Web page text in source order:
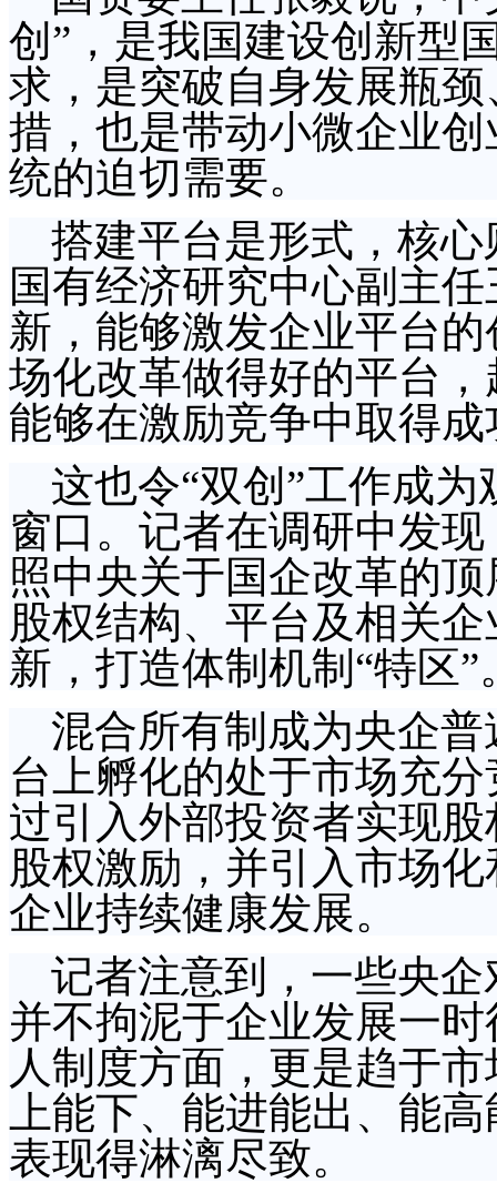
创”，是我国建设创新型
求，是突破自身发展瓶
措，也是带动小微企业
统的迫切需要。
搭建平台是形式，核
国有经济研究中心副主
新，能够激发企业平台
场化改革做得好的平台
能够在激励竞争中取得成
这也令“双创”工作成
窗口。记者在调研中发
照中央关于国企改革的
股权结构、平台及相关
新，打造体制机制“特区”
混合所有制成为央企
台上孵化的处于市场充
过引入外部投资者实现
股权激励，并引入市场
企业持续健康发展。
记者注意到，一些央
并不拘泥于企业发展一
人制度方面，更是趋于
上能下、能进能出、能
表现得淋漓尽致。